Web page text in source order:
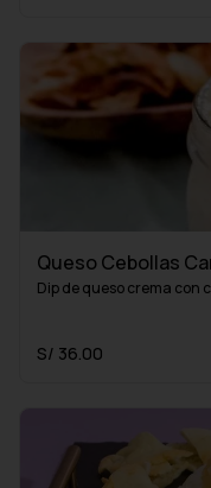
Queso Cebollas
Dip de queso crema con
S/ 36.00